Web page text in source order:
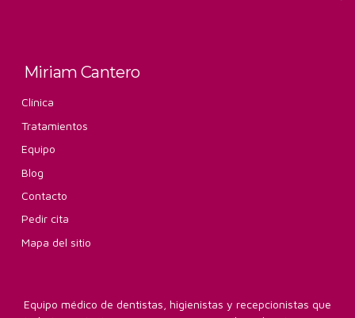
Miriam Cantero
Clínica
Tratamientos
Equipo
Blog
Contacto
Pedir cita
Mapa del sitio
Equipo médico de dentistas, higienistas y recepcionistas que